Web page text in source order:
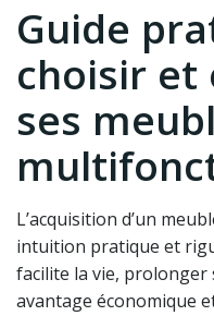
Guide
choisir
ses
L’acquisition d’un
intuition pratique et
facilite la vie, prolonger
avantage économique